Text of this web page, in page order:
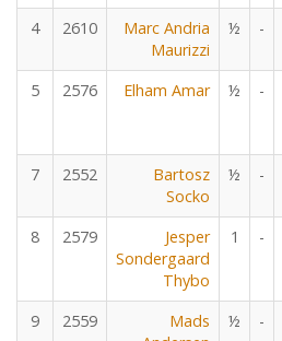
4 2610
Marc Andria
Maurizzi
½ -
5 2576 Elham Amar ½ -
7 2552
Bartosz
Socko
½ -
8 2579
Jesper
Sondergaard
Thybo
1 -
9 2559
Mads
½ -